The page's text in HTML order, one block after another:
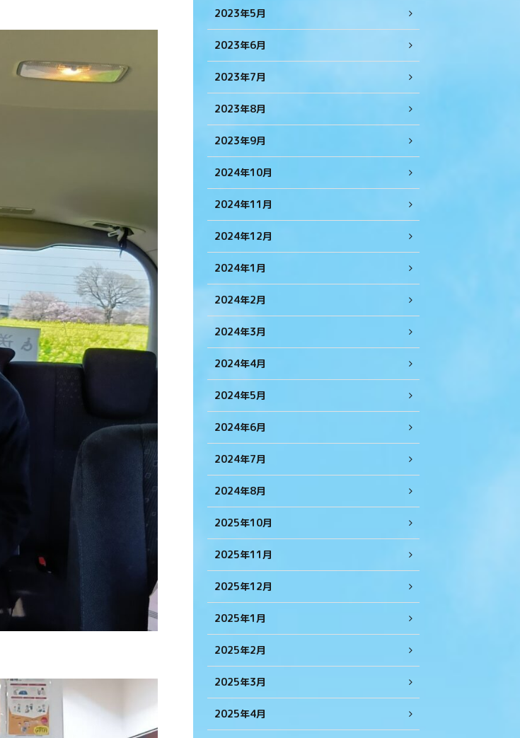
2023年5月
2023年6月
2023年7月
2023年8月
2023年9月
2024年10月
2024年11月
2024年12月
2024年1月
2024年2月
2024年3月
2024年4月
2024年5月
2024年6月
2024年7月
2024年8月
2025年10月
2025年11月
2025年12月
2025年1月
2025年2月
2025年3月
2025年4月